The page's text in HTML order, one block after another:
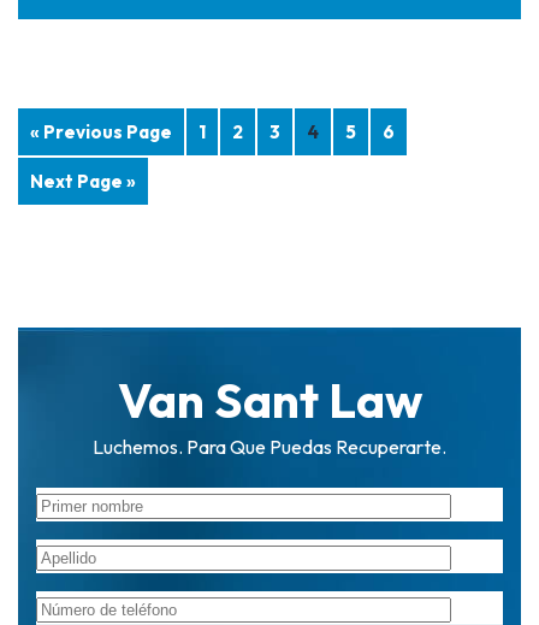
« Previous Page 1 2 3 4 5 6
Next Page »
Van Sant Law
Luchemos. Para Que Puedas Recuperarte.